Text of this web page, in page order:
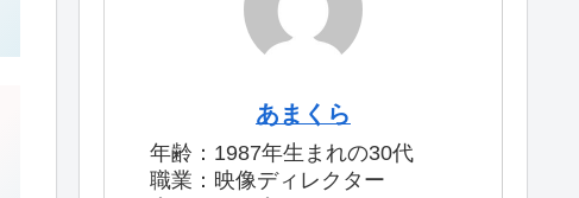
あまくら
年齢：1987年生まれの30代
職業：映像ディレクター